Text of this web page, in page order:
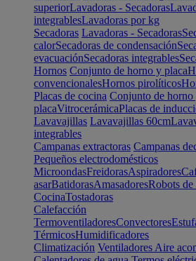
superiorLavadoras - Secadoras
integrablesLavadoras por kg
Secadoras Lavadoras - Secadoras
calorSecadoras de condensación
evacuaciónSecadoras integrables
Hornos Conjunto de horno y placa
convencionalesHornos pirolíticos
Placas de cocina Conjunto de horno
placaVitrocerámicaPlacas de
Lavavajillas Lavavajillas 60cm
integrables
Campanas extractoras Campanas
Pequeños electrodomésticos
MicroondasFreidorasAspiradores
asarBatidorasAmasadoresRobots de
CocinaTostadoras
Calefacción
TermoventiladoresConvectores
TérmicosHumidificadores
Climatización Ventiladores Aire